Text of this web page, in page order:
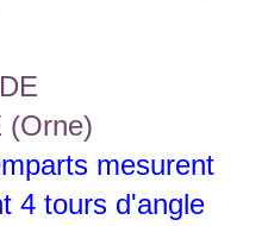
mesurent
4 tours d'angle